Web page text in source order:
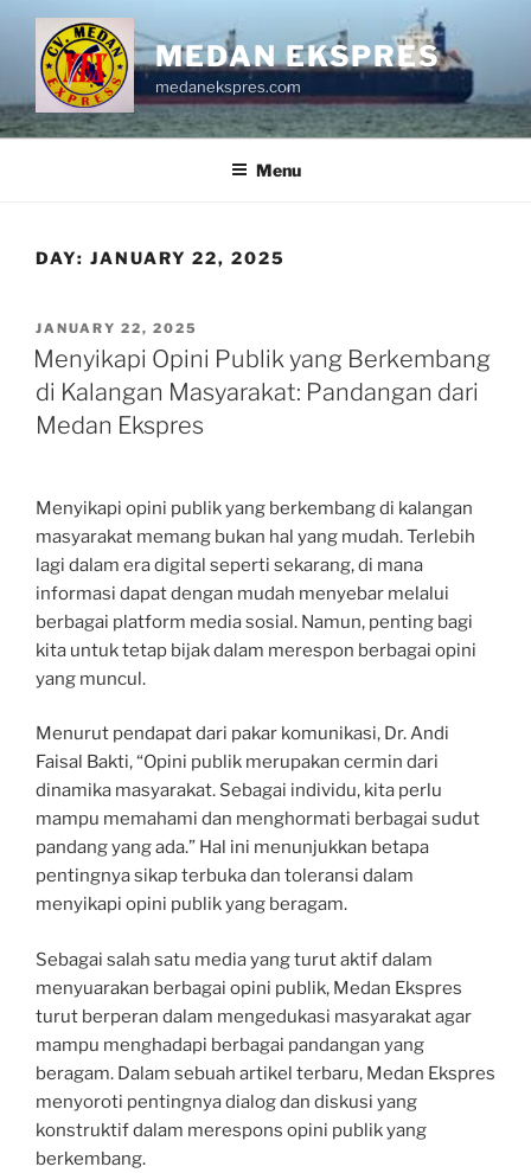
content
MEDAN EKSPRES
medanekspres.com
Menu
DAY: JANUARY 22, 2025
POSTED
ON
JANUARY 22, 2025
Menyikapi Opini Publik yang Berkembang
di Kalangan Masyarakat: Pandangan dari
Medan Ekspres
Menyikapi opini publik yang berkembang di kalangan
masyarakat memang bukan hal yang mudah. Terlebih
lagi dalam era digital seperti sekarang, di mana
informasi dapat dengan mudah menyebar melalui
berbagai platform media sosial. Namun, penting bagi
kita untuk tetap bijak dalam merespon berbagai opini
yang muncul.
Menurut pendapat dari pakar komunikasi, Dr. Andi
Faisal Bakti, “Opini publik merupakan cermin dari
dinamika masyarakat. Sebagai individu, kita perlu
mampu memahami dan menghormati berbagai sudut
pandang yang ada.” Hal ini menunjukkan betapa
pentingnya sikap terbuka dan toleransi dalam
menyikapi opini publik yang beragam.
Sebagai salah satu media yang turut aktif dalam
menyuarakan berbagai opini publik, Medan Ekspres
turut berperan dalam mengedukasi masyarakat agar
mampu menghadapi berbagai pandangan yang
beragam. Dalam sebuah artikel terbaru, Medan Ekspres
menyoroti pentingnya dialog dan diskusi yang
konstruktif dalam merespons opini publik yang
berkembang.